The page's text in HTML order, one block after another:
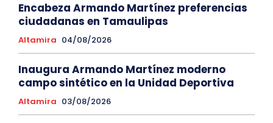
Encabeza Armando Martínez preferencias
ciudadanas en Tamaulipas
Altamira 04/08/2026
Inaugura Armando Martínez moderno
campo sintético en la Unidad Deportiva
Altamira 03/08/2026